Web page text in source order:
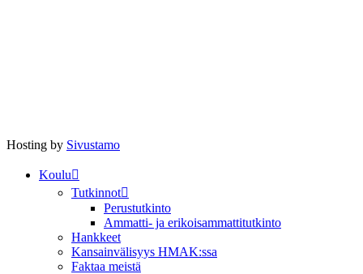
Hosting by Sivustamo
Koulu
Tutkinnot
Perustutkinto
Ammatti- ja erikoisammattitutkinto
Hankkeet
Kansainvälisyys HMAK:ssa
Faktaa meistä